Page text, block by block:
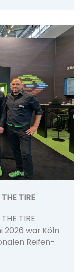
TIRE
TIRE
2026 war Köln
Reifen-